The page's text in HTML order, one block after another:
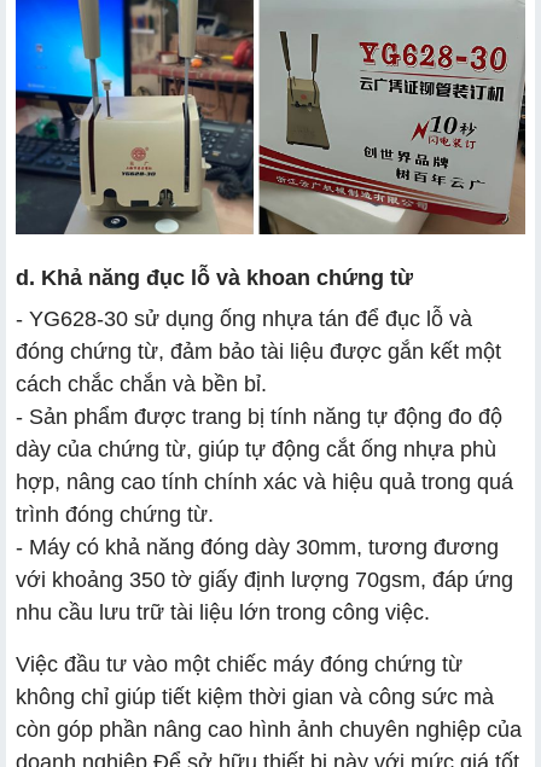
d. Khả năng đục lỗ và khoan chứng từ
- YG628-30 sử dụng ống nhựa tán để đục lỗ và
đóng chứng từ, đảm bảo tài liệu được gắn kết một
cách chắc chắn và bền bỉ.
- Sản phẩm được trang bị tính năng tự động đo độ
dày của chứng từ, giúp tự động cắt ống nhựa phù
hợp, nâng cao tính chính xác và hiệu quả trong quá
trình đóng chứng từ.
- Máy có khả năng đóng dày 30mm, tương đương
với khoảng 350 tờ giấy định lượng 70gsm, đáp ứng
nhu cầu lưu trữ tài liệu lớn trong công việc.
Việc đầu tư vào một chiếc máy đóng chứng từ
không chỉ giúp tiết kiệm thời gian và công sức mà
còn góp phần nâng cao hình ảnh chuyên nghiệp của